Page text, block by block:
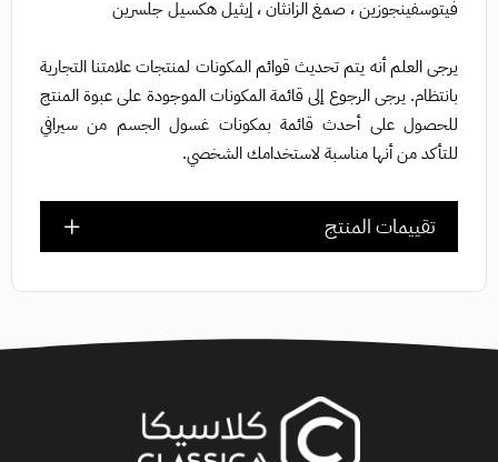
فيتوسفينجوزين ، صمغ الزانثان ، إيثيل هكسيل جلسرين
يرجى العلم أنه يتم تحديث قوائم المكونات لمنتجات علامتنا التجارية
بانتظام. يرجى الرجوع إلى قائمة المكونات الموجودة على عبوة المنتج
للحصول على أحدث قائمة بمكونات غسول الجسم من سيرافي
للتأكد من أنها مناسبة لاستخدامك الشخصي.
تقييمات المنتج